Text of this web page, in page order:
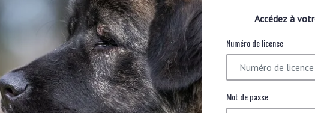
Accédez à
Numéro de licence
Mot de passe